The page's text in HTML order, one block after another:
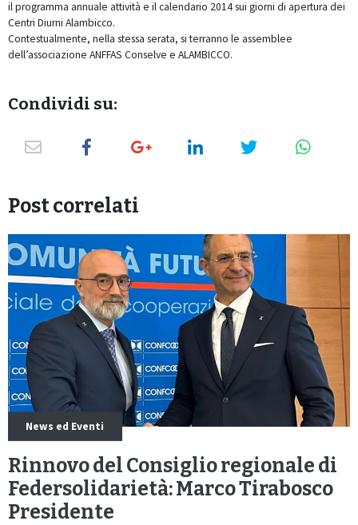
il programma annuale attività e il calendario 2014 sui giorni di apertura dei
Centri Diurni Alambicco.
Contestualmente, nella stessa serata, si terranno le assemblee
dell’associazione ANFFAS Conselve e ALAMBICCO.
Condividi su:
Post correlati
News ed Eventi
Rinnovo del Consiglio regionale di
Federsolidarietà: Marco Tirabosco
Presidente